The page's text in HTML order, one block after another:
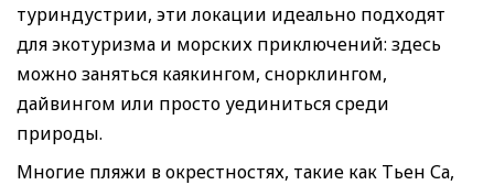
туриндустрии, эти локации идеально подходят
для экотуризма и морских приключений: здесь
можно заняться каякингом, снорклингом,
дайвингом или просто уединиться среди
природы.
Многие пляжи в окрестностях, такие как Тьен Са,